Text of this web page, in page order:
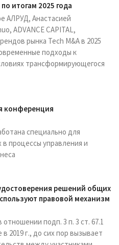
итогам 2025 года
АЛРУД, Анастасией
ADVANCE CAPITAL,
рынка Tech M&A в 2025
подходы к
трансформирующегося
конференция
специально для
процессы управления и
решений общих
правовой механизм
подп. 3 п. 3 ст. 67.1
2019 г., до сих пор вызывает